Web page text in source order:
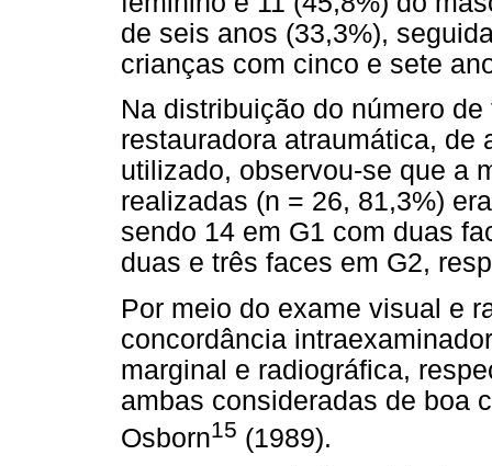
de seis anos (33,3%),
crianças com cinco e sete
Na distribuição do número
restauradora atraumática, de
utilizado, observou-se que a
realizadas (n = 26, 81,3%)
sendo 14 em G1 com duas
duas e três faces em G2,
Por meio do exame visual e
concordância
marginal e radiográfica,
ambas consideradas de boa
Osborn15 (1989).